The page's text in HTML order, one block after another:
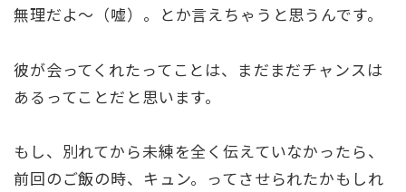
無理だよ～（嘘）。とか言えちゃうと思うんです。
彼が会ってくれたってことは、まだまだチャンスは
あるってことだと思います。
もし、別れてから未練を全く伝えていなかったら、
前回のご飯の時、キュン。ってさせられたかもしれ